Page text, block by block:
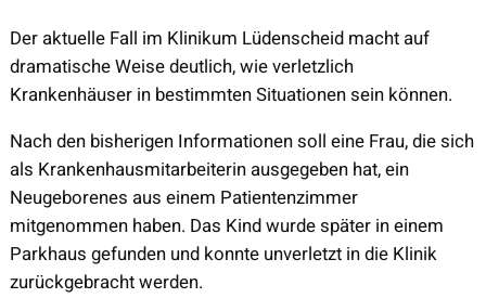
Der aktuelle Fall im Klinikum Lüdenscheid macht auf
dramatische Weise deutlich, wie verletzlich
Krankenhäuser in bestimmten Situationen sein können.
Nach den bisherigen Informationen soll eine Frau, die sich
als Krankenhausmitarbeiterin ausgegeben hat, ein
Neugeborenes aus einem Patientenzimmer
mitgenommen haben. Das Kind wurde später in einem
Parkhaus gefunden und konnte unverletzt in die Klinik
zurückgebracht werden.